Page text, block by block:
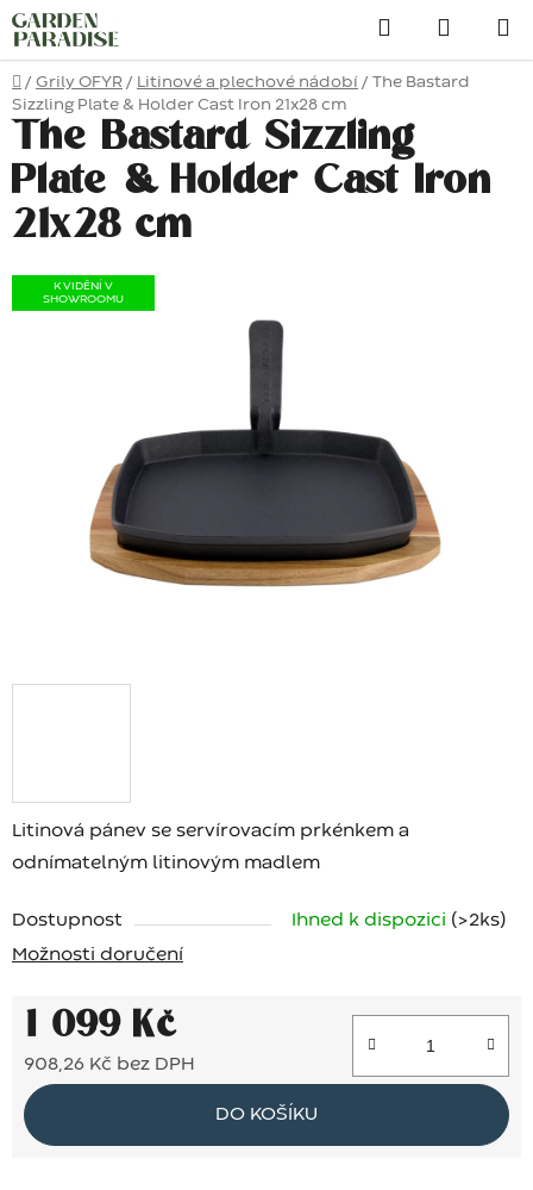
Přejít
na
obsah
Hledat
Domů
/ Grily OFYR / Litinové a plechové nádobí / The Bastard
Sizzling Plate & Holder Cast Iron 21x28 cm
Litinová pánev se servírovacím prkénkem a
odnímatelným litinovým madlem
Dostupnost Ihned k dispozici (>2 ks)
Možnosti doručení
1 099 Kč
908,26 Kč bez DPH
Měrná cena:
DO KOŠÍKU
The Bastard Sizzling
Plate & Holder Cast Iron
21x28 cm
K VIDĚNÍ V
SHOWROOMU